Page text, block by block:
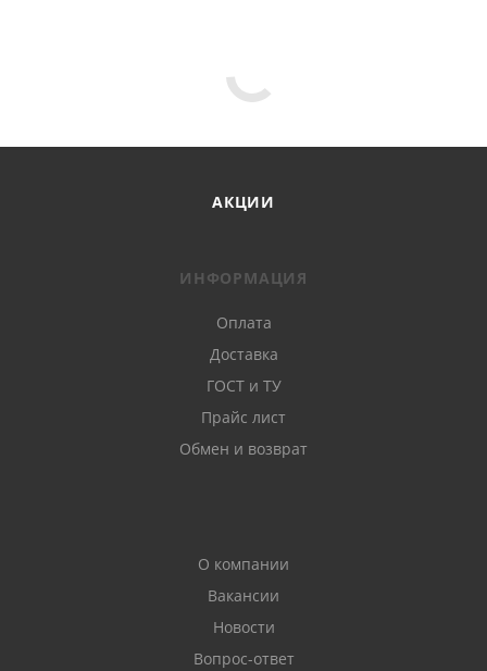
АКЦИИ
ИНФОРМАЦИЯ
Оплата
Доставка
ГОСТ и ТУ
Прайс лист
Обмен и возврат
О компании
Вакансии
Новости
Вопрос-ответ